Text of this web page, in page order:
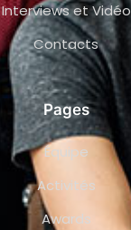
Interviews et Vidéo
Contacts
Pages
Équipe
Activités
Awards